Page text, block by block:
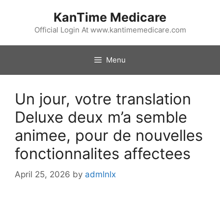
KanTime Medicare
Official Login At www.kantimemedicare.com
Menu
Un jour, votre translation
Deluxe deux m’a semble
animee, pour de nouvelles
fonctionnalites affectees
April 25, 2026 by admlnlx